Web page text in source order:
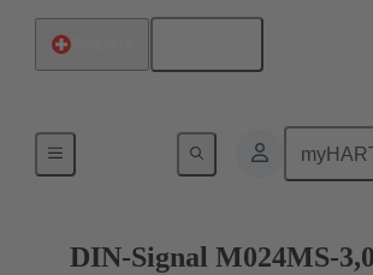
Collegamento scheda madre-scheda
DIN-Signal M024MS-